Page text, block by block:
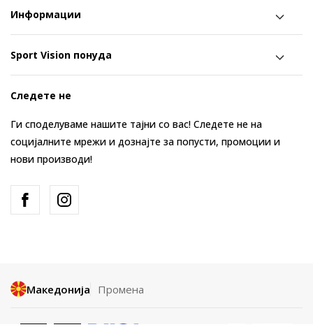
Информации
Sport Vision понуда
Следете не
Ги споделуваме нашите тајни со вас! Следете не на
социјалните мрежи и дознајте за попусти, промоции и
нови производи!
Македонија Промена